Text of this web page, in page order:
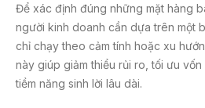
Để xác định đúng những mặt hàng
người kinh doanh cần dựa trên một
chỉ chạy theo cảm tính hoặc xu
này giúp giảm thiểu rủi ro, tối ưu
tiềm năng sinh lời lâu dài.